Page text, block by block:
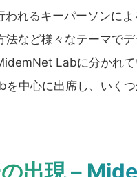
れるキーパーソンに
法など様々なテーマで
Labに分かれ
中心に出席し、いく
出現 –
す